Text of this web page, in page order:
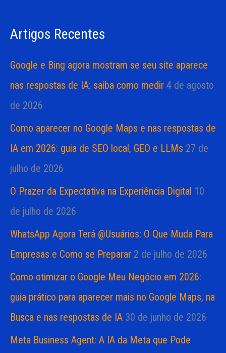
a
r
o
sArtigos Recentes
Google e Bing agora mostram se seu site aparece
nas respostas de IA: saiba como medir 4 de agosto
de 2026
Como aparecer no Google Maps e nas respostas de
IA em 2026: guia de SEO local, GEO e LLMs 27 de
julho de 2026
O Prazer da Expectativa na Experiência Digital 10
de julho de 2026
WhatsApp Agora Terá @Usuários: O Que Muda Para
Empresas e Como se Preparar 2 de julho de 2026
Como otimizar o Google Meu Negócio em 2026:
guia prático para aparecer mais no Google Maps, na
Busca e nas respostas de IA 30 de junho de 2026
Meta Business Agent: A IA da Meta que Pode